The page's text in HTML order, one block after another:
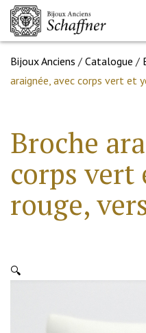
Bijoux Anciens / Catalogue /
araignée, avec corps vert et
Broche
corps vert
rouge,
🔍